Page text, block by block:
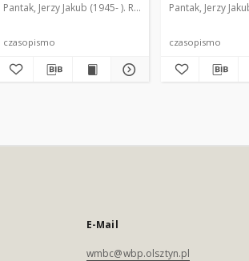
Pantak, Jerzy Jakub (1945- ). Red.
czasopismo
Pantak, Jerzy
czasopismo
E-Mail
wmbc@wbp.olsztyn.pl